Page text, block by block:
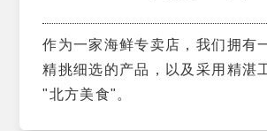
作为一家海鲜专卖店，我们拥有
精挑细选的产品，以及采用精湛
"北方美食"。